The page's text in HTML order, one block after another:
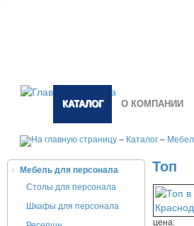
КАТАЛОГ О КОМПАНИИ
– Каталог –
Мебель для персонала
Столы для персонала
Шкафы для персонала
Топ
цена: